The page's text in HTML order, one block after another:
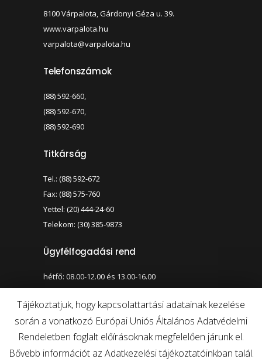
8100 Várpalota, Gárdonyi Géza u. 39.
www.varpalota.hu
varpalota@varpalota.hu
Telefonszámok
(88) 592-660,
(88) 592-670,
(88) 592-690
Titkárság
Tel.: (88) 592-672
Fax: (88) 575-760
Yettel: (20) 444-24-60
Telekom: (30) 385-9873
Ügyfélfogadási rend
hétfő: 08.00-12.00 és 13.00-16.00
szerda: 08.00-12.00 és 13.00-17.00
Nagy kontraszt váltása
Betűméret váltása
Tájékoztatjuk, hogy kapcsolattartási adatainak kezelése
során a vonatkozó Európai Uniós Általános Adatvédelmi
Rendeletben foglalt előírásoknak megfelelően járunk el.
Bővebb információt az Adatkezelési tájékoztatóinkban talál.